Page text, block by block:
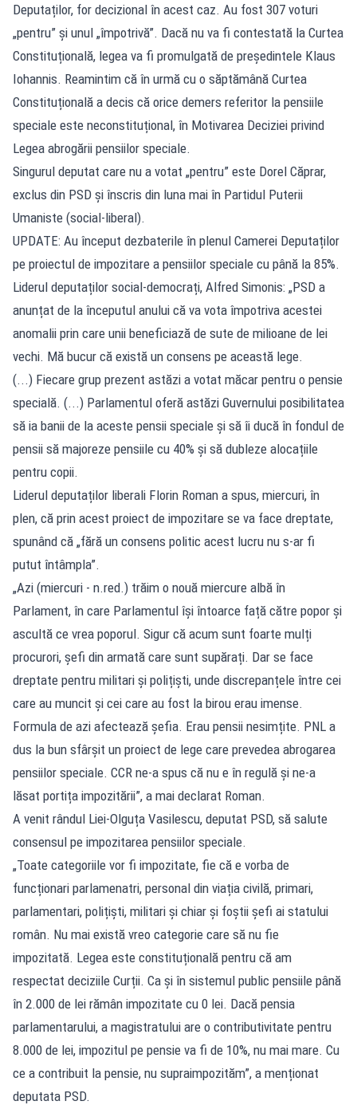
Deputaților, for decizional în acest caz. Au fost 307 voturi
„pentru” și unul „împotrivă”. Dacă nu va fi contestată la Curtea
Constituțională, legea va fi promulgată de președintele Klaus
Iohannis. Reamintim că în urmă cu o săptămână Curtea
Constituțională a decis că orice demers referitor la pensiile
speciale este neconstituțional, în Motivarea Deciziei privind
Legea abrogării pensiilor speciale.
Singurul deputat care nu a votat „pentru” este Dorel Căprar,
exclus din PSD și înscris din luna mai în Partidul Puterii
Umaniste (social-liberal).
UPDATE: Au început dezbaterile în plenul Camerei Deputaților
pe proiectul de impozitare a pensiilor speciale cu până la 85%.
Liderul deputaților social-democrați, Alfred Simonis: „PSD a
anunțat de la începutul anului că va vota împotriva acestei
anomalii prin care unii beneficiază de sute de milioane de lei
vechi. Mă bucur că există un consens pe această lege.
(...) Fiecare grup prezent astăzi a votat măcar pentru o pensie
specială. (...) Parlamentul oferă astăzi Guvernului posibilitatea
să ia banii de la aceste pensii speciale și să îi ducă în fondul de
pensii să majoreze pensiile cu 40% și să dubleze alocațiile
pentru copii.
Liderul deputaților liberali Florin Roman a spus, miercuri, în
plen, că prin acest proiect de impozitare se va face dreptate,
spunând că „fără un consens politic acest lucru nu s-ar fi
putut întâmpla”.
„Azi (miercuri - n.red.) trăim o nouă miercure albă în
Parlament, în care Parlamentul își întoarce față către popor și
ascultă ce vrea poporul. Sigur că acum sunt foarte mulți
procurori, șefi din armată care sunt supărați. Dar se face
dreptate pentru militari și polițiști, unde discrepanțele între cei
care au muncit și cei care au fost la birou erau imense.
Formula de azi afectează șefia. Erau pensii nesimțite. PNL a
dus la bun sfârșit un proiect de lege care prevedea abrogarea
pensiilor speciale. CCR ne-a spus că nu e în regulă și ne-a
lăsat portița impozitării”, a mai declarat Roman.
A venit rândul Liei-Olguța Vasilescu, deputat PSD, să salute
consensul pe impozitarea pensiilor speciale.
„Toate categoriile vor fi impozitate, fie că e vorba de
funcționari parlamenatri, personal din viația civilă, primari,
parlamentari, polițiști, militari și chiar și foștii șefi ai statului
român. Nu mai există vreo categorie care să nu fie
impozitată. Legea este constituțională pentru că am
respectat deciziile Curții. Ca și în sistemul public pensiile până
în 2.000 de lei rămân impozitate cu 0 lei. Dacă pensia
parlamentarului, a magistratului are o contributivitate pentru
8.000 de lei, impozitul pe pensie va fi de 10%, nu mai mare. Cu
ce a contribuit la pensie, nu supraimpozităm”, a menționat
deputata PSD.